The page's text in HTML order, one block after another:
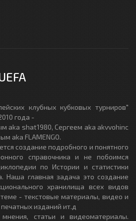
клубных кубковых турниров"
года -
aka shat1980, Сергеем aka akvvohinc
aka FLAMENGO.
создание подробного и понятного
справочника и не побоимся
по Истории и статистики
Наша главная задача это создание
хранилища всех видов
- текстовые материалы, видео и
изданий ит.д
статьи и видеоматериалы.